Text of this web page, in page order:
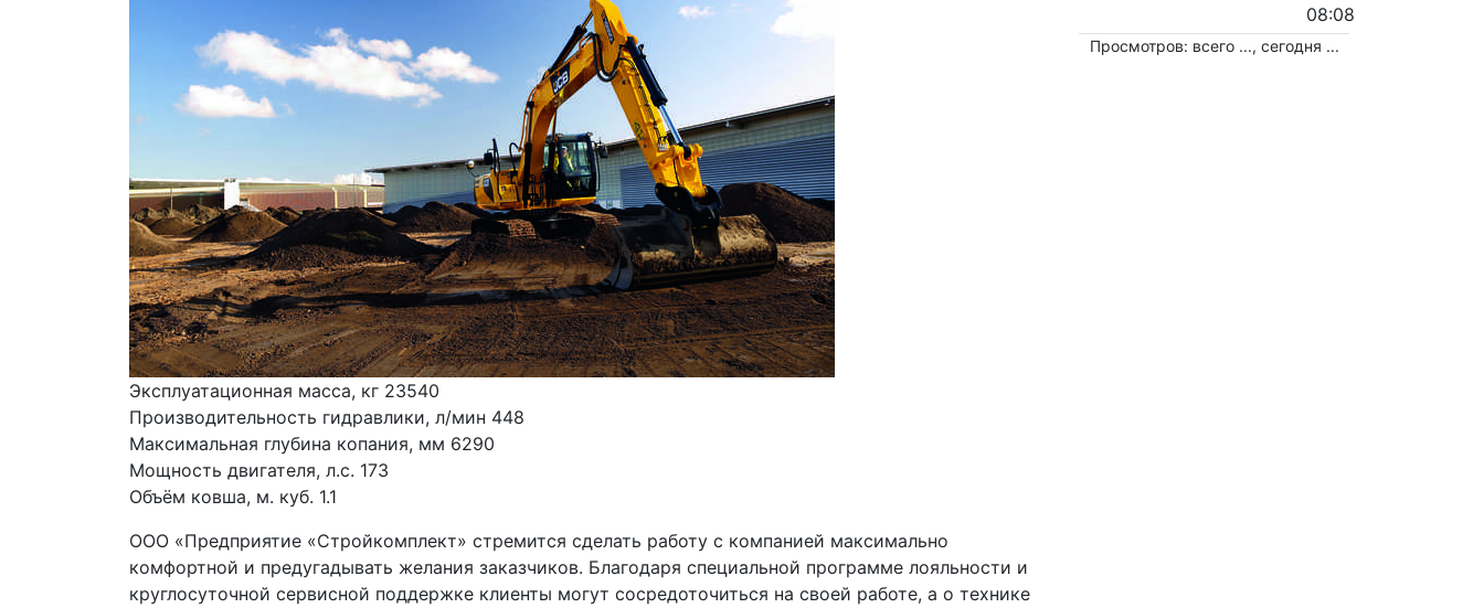
Эксплуатационная масса, кг 23540
Производительность гидравлики, л/мин 448
Максимальная глубина копания, мм 6290
Мощность двигателя, л.с. 173
Объём ковша, м. куб. 1.1
ООО «Предприятие «Стройкомплект» стремится сделать работу с компанией максимально
комфортной и предугадывать желания заказчиков. Благодаря специальной программе лояльности и
круглосуточной сервисной поддержке клиенты могут сосредоточиться на своей работе, а о технике
08:08
Просмотров: всего ..., сегодня ...